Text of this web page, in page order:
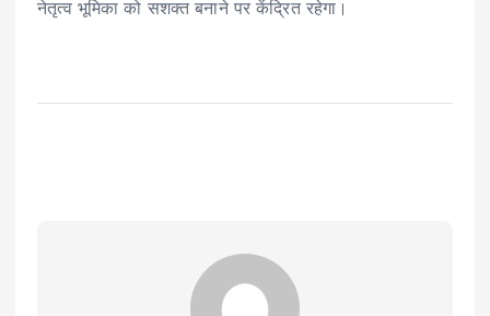
नेतृत्व भूमिका को सशक्त बनाने पर केंद्रित रहेगा।